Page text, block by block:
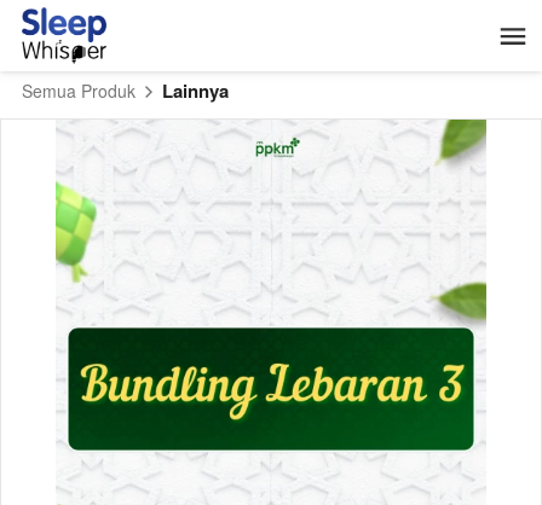
Semua Produk Lainnya